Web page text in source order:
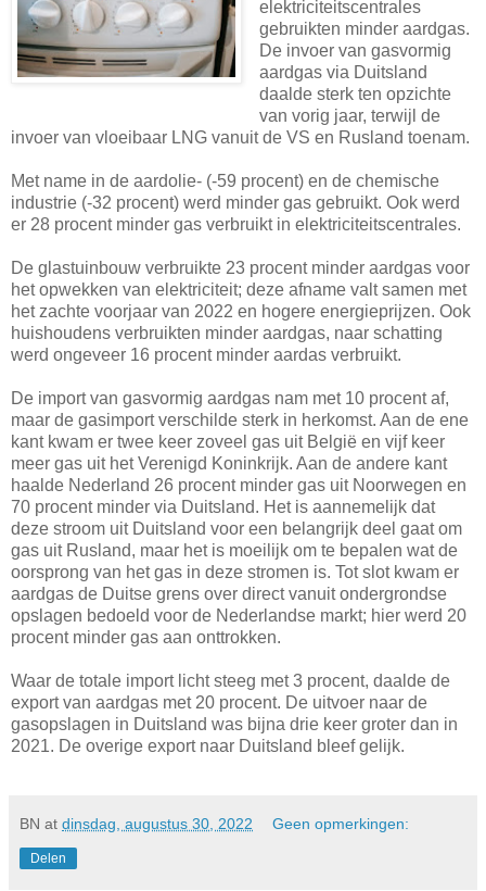
elektriciteitscentrales
gebruikten minder aardgas.
De invoer van gasvormig
aardgas via Duitsland
daalde sterk ten opzichte
van vorig jaar, terwijl de
invoer van vloeibaar LNG vanuit de VS en Rusland toenam.
Met name in de aardolie- (-59 procent) en de chemische
industrie (-32 procent) werd minder gas gebruikt. Ook werd
er 28 procent minder gas verbruikt in elektriciteitscentrales.
De glastuinbouw verbruikte 23 procent minder aardgas voor
het opwekken van elektriciteit; deze afname valt samen met
het zachte voorjaar van 2022 en hogere energieprijzen. Ook
huishoudens verbruikten minder aardgas, naar schatting
werd ongeveer 16 procent minder aardas verbruikt.
De import van gasvormig aardgas nam met 10 procent af,
maar de gasimport verschilde sterk in herkomst. Aan de ene
kant kwam er twee keer zoveel gas uit België en vijf keer
meer gas uit het Verenigd Koninkrijk. Aan de andere kant
haalde Nederland 26 procent minder gas uit Noorwegen en
70 procent minder via Duitsland. Het is aannemelijk dat
deze stroom uit Duitsland voor een belangrijk deel gaat om
gas uit Rusland, maar het is moeilijk om te bepalen wat de
oorsprong van het gas in deze stromen is. Tot slot kwam er
aardgas de Duitse grens over direct vanuit ondergrondse
opslagen bedoeld voor de Nederlandse markt; hier werd 20
procent minder gas aan onttrokken.
Waar de totale import licht steeg met 3 procent, daalde de
export van aardgas met 20 procent. De uitvoer naar de
gasopslagen in Duitsland was bijna drie keer groter dan in
2021. De overige export naar Duitsland bleef gelijk.
BN at dinsdag, augustus 30, 2022 Geen opmerkingen:
Delen